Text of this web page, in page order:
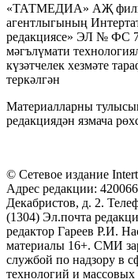
«ТАТМЕДИА» АҖ
агентлыгының
редакциясе» ЭЛ № ФС
мәгълүмати
күзәтчелек хезмәте
теркәлгән
Материалларны
редакциядән язмача
© Сетевое издание
Адрес редакции:
Декабристов, д. 2.
(1304) Эл.почта
редактор Гареев Р.И.
материалы 16+. СМИ
службой по надзору в
технологий и